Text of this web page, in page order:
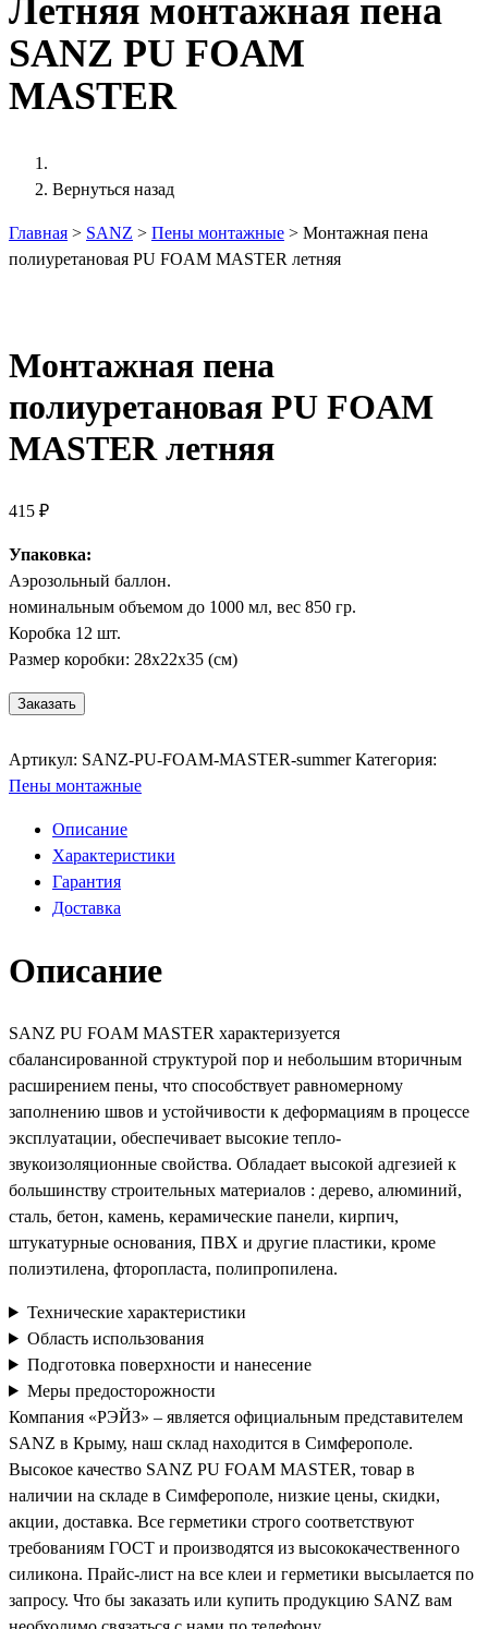
Летняя монтажная пена
SANZ PU FOAM
MASTER
Вернуться назад
Главная > SANZ > Пены монтажные > Монтажная пена
полиуретановая PU FOAM MASTER летняя
Монтажная пена
полиуретановая PU FOAM
MASTER летняя
415 ₽
Упаковка:
Аэрозольный баллон.
номинальным объемом до 1000 мл, вес 850 гр.
Коробка 12 шт.
Размер коробки: 28х22х35 (см)
Заказать
Артикул: SANZ-PU-FOAM-MASTER-summer Категория:
Пены монтажные
Описание
Характеристики
Гарантия
Доставка
Описание
SANZ PU FOAM MASTER характеризуется
сбалансированной структурой пор и небольшим вторичным
расширением пены, что способствует равномерному
заполнению швов и устойчивости к деформациям в процессе
эксплуатации, обеспечивает высокие тепло-
звукоизоляционные свойства. Обладает высокой адгезией к
большинству строительных материалов : дерево, алюминий,
сталь, бетон, камень, керамические панели, кирпич,
штукатурные основания, ПВХ и другие пластики, кроме
полиэтилена, фторопласта, полипропилена.
Технические характеристики
Область использования
Подготовка поверхности и нанесение
Меры предосторожности
Компания «РЭЙЗ» – является официальным представителем
SANZ в Крыму, наш склад находится в Симферополе.
Высокое качество SANZ PU FOAM MASTER, товар в
наличии на складе в Симферополе, низкие цены, скидки,
акции, доставка. Все герметики строго соответствуют
требованиям ГОСТ и производятся из высококачественного
силикона. Прайс-лист на все клеи и герметики высылается по
запросу. Что бы заказать или купить продукцию SANZ вам